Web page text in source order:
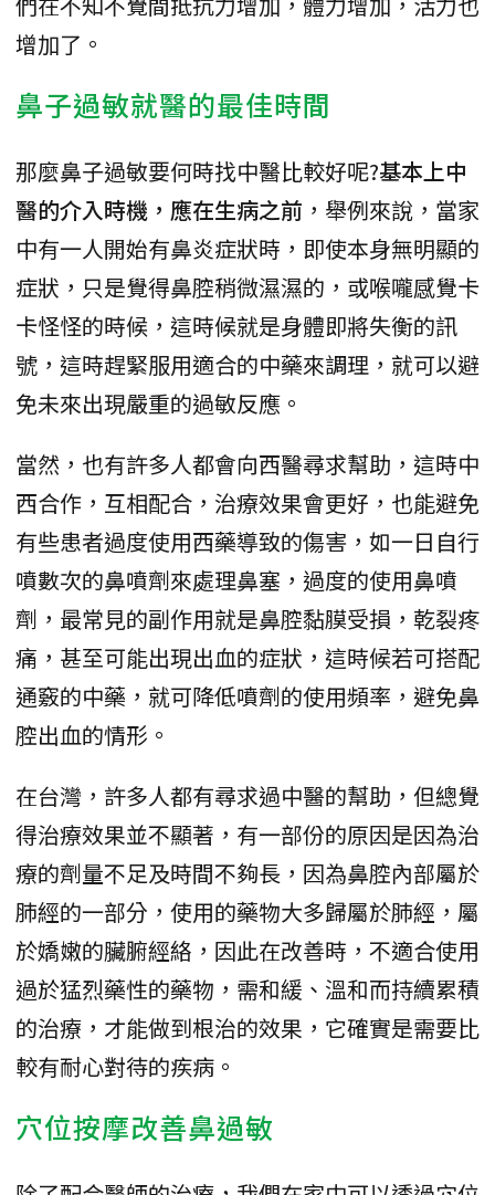
增加了。
鼻子過敏就醫的最佳時間
那麼鼻子過敏要何時找中醫比較好呢?基本上中
醫的介入時機，應在生病之前 ，舉例來說，當家
中有一人開始有鼻炎症狀時，即使本身無明顯的
症狀，只是覺得鼻腔稍微濕濕的，或喉嚨感覺卡
卡怪怪的時候，這時候就是身體即將失衡的訊
號，這時趕緊服用適合的中藥來調理，就可以避
免未來出現嚴重的過敏反應。
當然，也有許多人都會向西醫尋求幫助，這時中
西合作，互相配合，治療效果會更好，也能避免
有些患者過度使用西藥導致的傷害，如一日自行
噴數次的鼻噴劑來處理鼻塞，過度的使用鼻噴
劑，最常見的副作用就是鼻腔黏膜受損，乾裂疼
痛，甚至可能出現出血的症狀，這時候若可搭配
通竅的中藥，就可降低噴劑的使用頻率，避免鼻
腔出血的情形。
在台灣，許多人都有尋求過中醫的幫助，但總覺
得治療效果並不顯著，有一部份的原因是因為治
療的劑量不足及時間不夠長，因為鼻腔內部屬於
肺經的一部分，使用的藥物大多歸屬於肺經，屬
於嬌嫩的臟腑經絡，因此在改善時，不適合使用
過於猛烈藥性的藥物，需和緩、溫和而持續累積
的治療，才能做到根治的效果，它確實是需要比
較有耐心對待的疾病。
穴位按摩改善鼻過敏